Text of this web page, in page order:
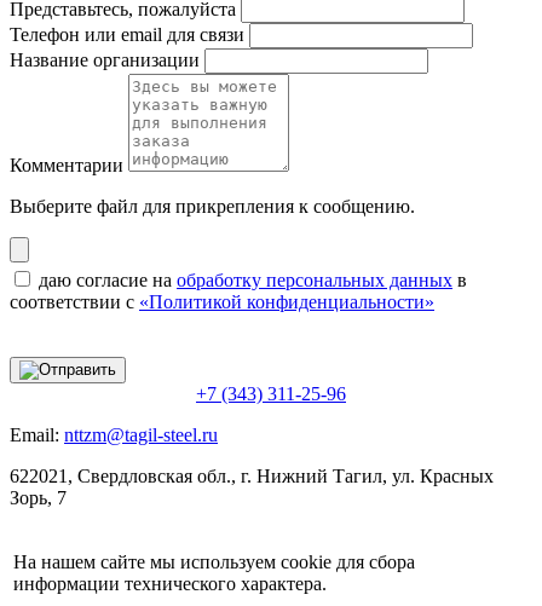
Представьтесь, пожалуйста
Телефон или email для связи
Название организации
Комментарии
Выберите файл для прикрепления к сообщению.
даю согласие на обработку персональных данных в
соответствии с «Политикой конфиденциальности»
+7 (343) 311-25-96
Email: nttzm@tagil-steel.ru
622021, Свердловская обл., г. Нижний Тагил, ул. Красных
Зорь, 7
На нашем сайте мы используем cookie для сбора
информации технического характера.